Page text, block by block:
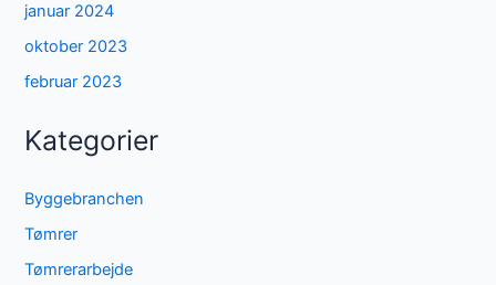
januar 2024
oktober 2023
februar 2023
Kategorier
Byggebranchen
Tømrer
Tømrerarbejde